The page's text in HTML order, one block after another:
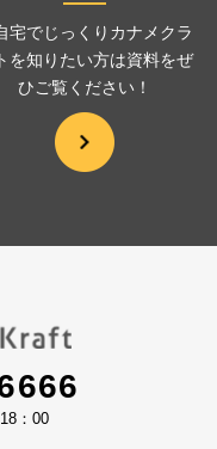
宅でじっくりカナメクラ
を知りたい方は資料をぜ
ひご覧ください！
：00